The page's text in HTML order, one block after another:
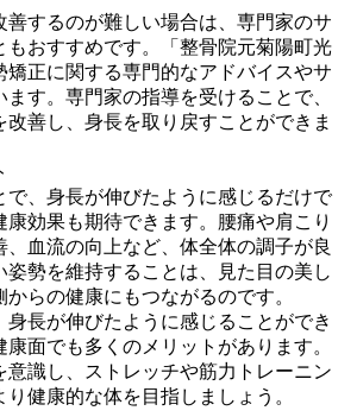
善するのが難しい場合は、専門家のサ
もおすすめです。「整骨院元菊陽町光
矯正に関する専門的なアドバイスやサ
す。専門家の指導を受けることで、
改善し、身長を取り戻すことができま
で、身長が伸びたように感じるだけで
康効果も期待できます。腰痛や肩こり
血流の向上など、体全体の調子が良
姿勢を維持することは、見た目の美し
らの健康にもつながるのです。
長が伸びたように感じることができ
面でも多くのメリットがあります。
意識し、ストレッチや筋力トレーニン
健康的な体を目指しましょう。